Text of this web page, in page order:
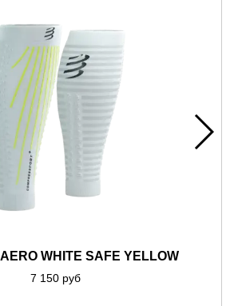
WHITE SAFE YELLOW
7 150 руб